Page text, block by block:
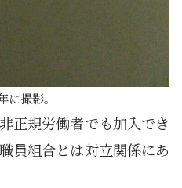
に撮影。
正規労働者でも加入でき
員組合とは対立関係にあ